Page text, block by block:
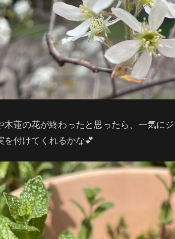
木蓮の花が終わったと思ったら、一気に
を付けてくれるかな💕